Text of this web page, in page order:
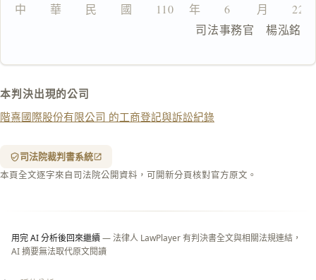
中　　華　　民　　國　　110 　年　　6 　　月　　22
                     司法事務官　楊泓銘
本判決出現的公司
階熹國際股份有限公司 的工商登記與訴訟紀錄
司法院裁判書系統
本頁全文逐字來自司法院公開資料，可開新分頁核對官方原文。
用完 AI 分析後回來繼續— 法律人 LawPlayer 有判決書全文與相關法規連結，
AI 摘要無法取代原文閱讀